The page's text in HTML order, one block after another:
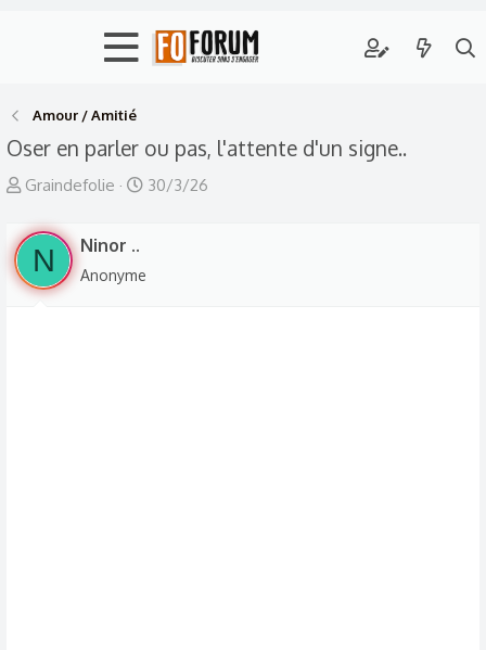
Amour / Amitié
Oser en parler ou pas, l'attente d'un signe..
A
t
u
Graindefolie
D
30/3/26
N Ninor ..
Anonyme